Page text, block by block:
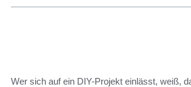
Wer sich auf ein DIY-Projekt einlässt, weiß,